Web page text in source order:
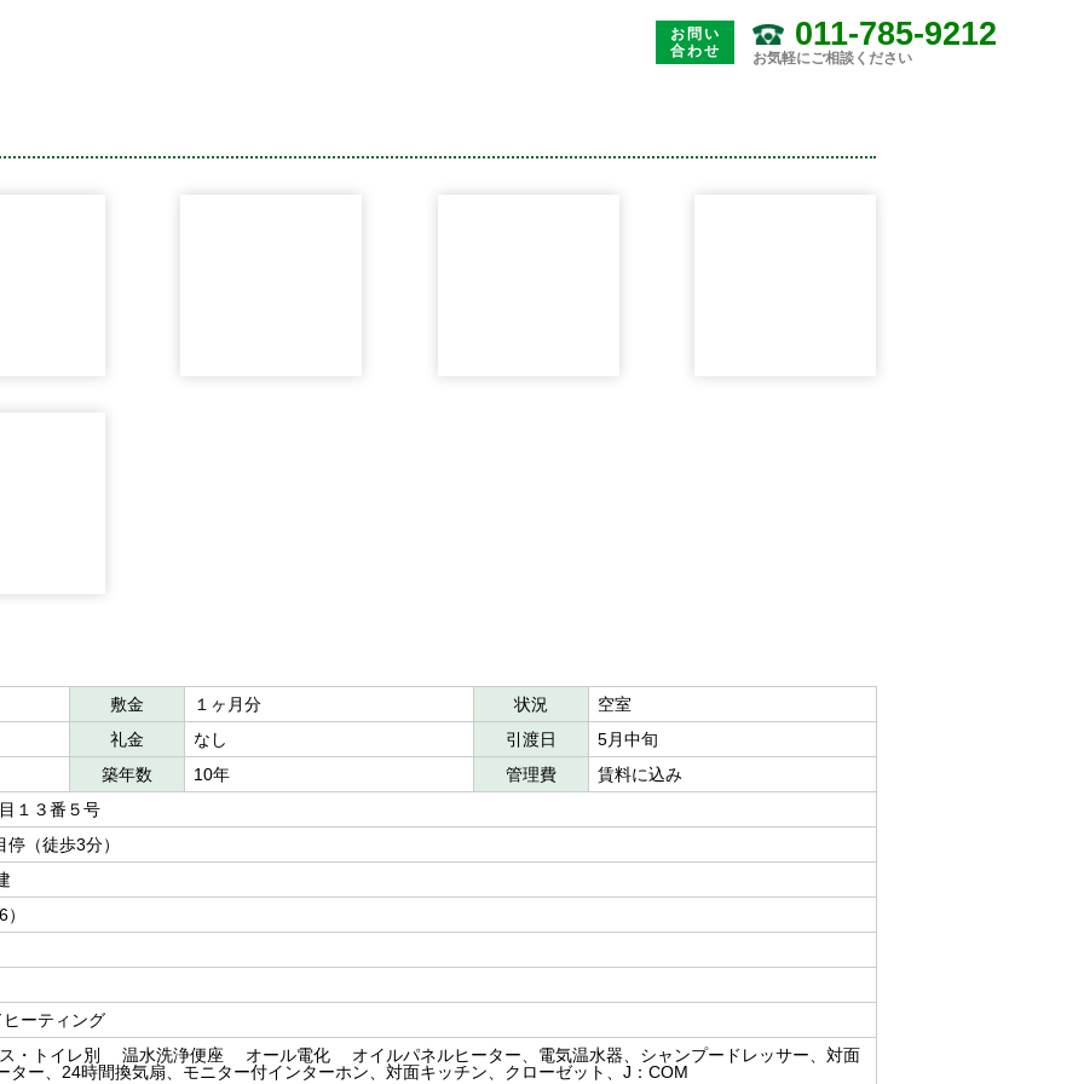
お問い
合わせ
011-785-9212
お気軽にご相談ください
敷金 １ヶ月分 状況
空室
礼金
なし 引渡日
5月中旬
築年数
10年 管理費
賃料に込み
１３番５号
（徒歩3分）
ーティング
・トイレ別 温水洗浄便座 オール電化 オイルパネルヒーター、電気温水器、シャンプードレッサー、対面
ター、24時間換気扇、モニター付インターホン、対面キッチン、クローゼット、J：COM